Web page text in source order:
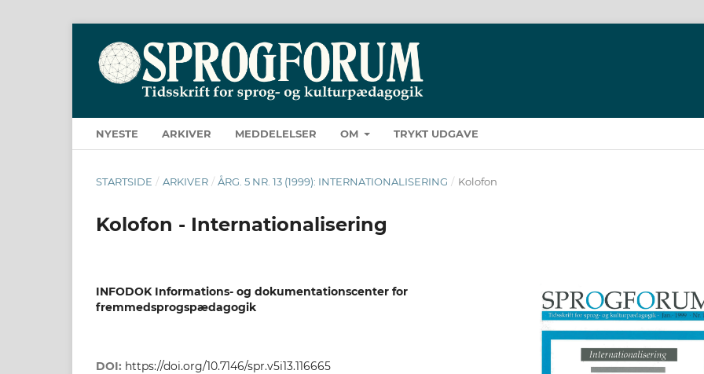
NYESTE ARKIVER MEDDELELSER OM TRYKT UDGAVE
STARTSIDE / ARKIVER / ÅRG. 5 NR. 13 (1999): INTERNATIONALISERING / Kolofon
Kolofon - Internationalisering
INFODOK Informations- og dokumentationscenter for
fremmedsprogspædagogik
DOI: https://doi.org/10.7146/spr.v5i13.116665